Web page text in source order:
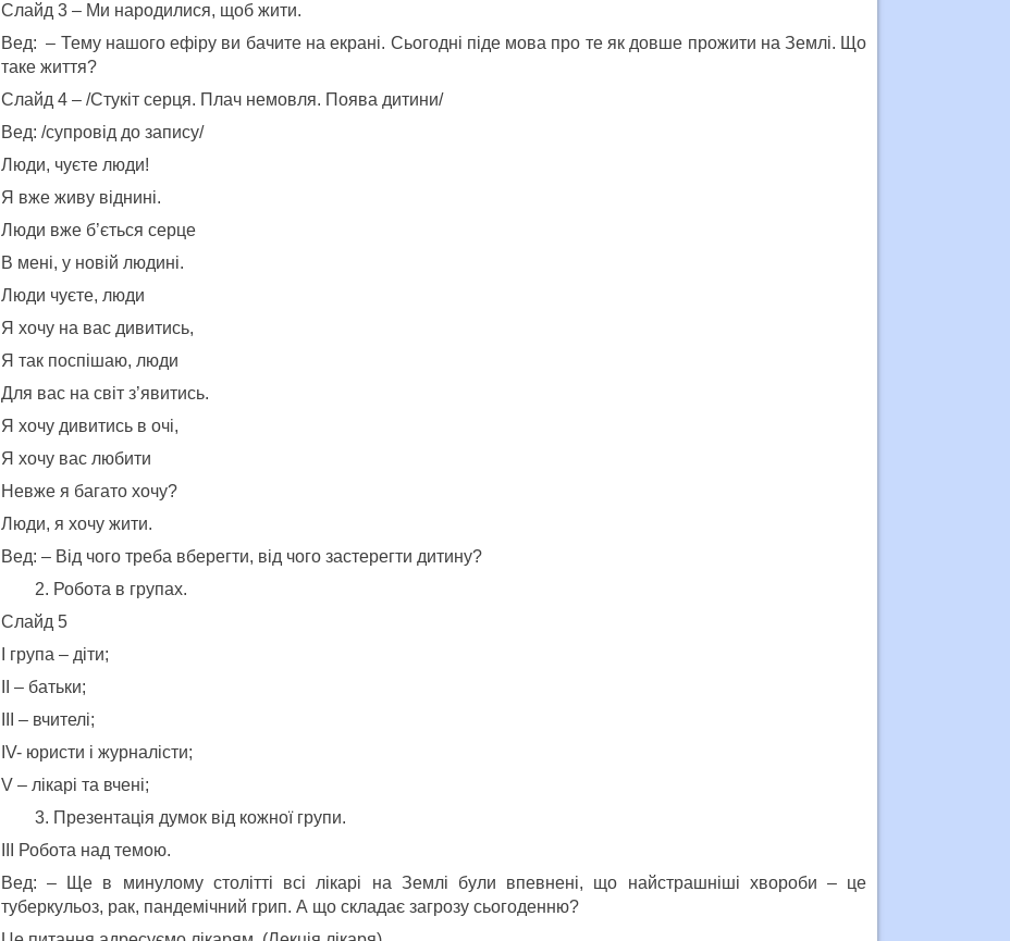
Слайд 3 – Ми народилися, щоб жити.
Вед: – Тему нашого ефіру ви бачите на екрані. Сьогодні піде мова про те як довше прожити на Землі. Що
таке життя?
Слайд 4 – /Стукіт серця. Плач немовля. Поява дитини/
Вед: /супровід до запису/
Люди, чуєте люди!
Я вже живу віднині.
Люди вже б’ється серце
В мені, у новій людині.
Люди чуєте, люди
Я хочу на вас дивитись,
Я так поспішаю, люди
Для вас на світ з’явитись.
Я хочу дивитись в очі,
Я хочу вас любити
Невже я багато хочу?
Люди, я хочу жити.
Вед: – Від чого треба вберегти, від чого застерегти дитину?
Робота в групах.
Слайд 5
I група – діти;
II – батьки;
III – вчителі;
IV- юристи і журналісти;
V – лікарі та вчені;
Презентація думок від кожної групи.
III Робота над темою.
Вед: – Ще в минулому столітті всі лікарі на Землі були впевнені, що найстрашніші хвороби – це
туберкульоз, рак, пандемічний грип. А що складає загрозу сьогоденню?